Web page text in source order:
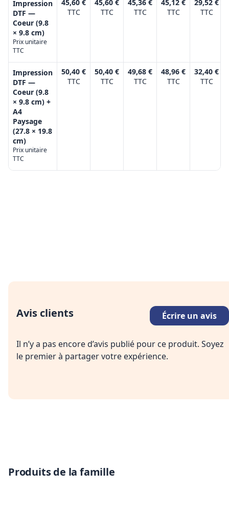
Impression
DTF —
Coeur (9.8
× 9.8 cm)
Prix unitaire
TTC
45,60 €
TTC
45,60 €
TTC
45,36 €
TTC
45,12 €
TTC
29,52 €
TTC
Impression
DTF —
Coeur (9.8
× 9.8 cm) +
A4
Paysage
(27.8 × 19.8
cm)
Prix unitaire
TTC
50,40 €
TTC
50,40 €
TTC
49,68 €
TTC
48,96 €
TTC
32,40 €
TTC
Avis clients Écrire un avis
Il n’y a pas encore d’avis publié pour ce produit. Soyez
le premier à partager votre expérience.
Produits de la famille